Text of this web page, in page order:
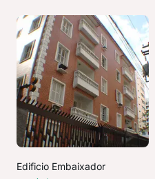
Edificio Embaixador